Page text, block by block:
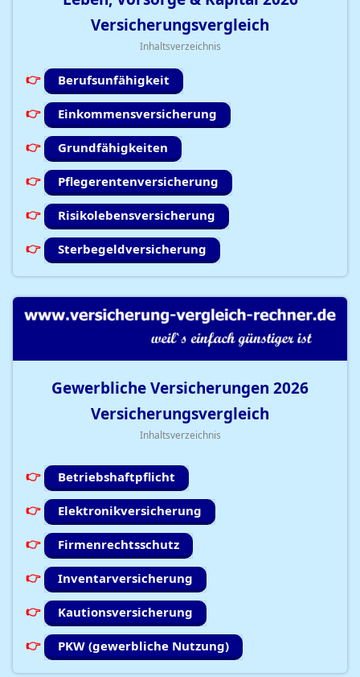
Versicherungsvergleich
Inhaltsverzeichnis
Berufsunfähigkeit
Einkommensversicherung
Grundfähigkeiten
Pflegerentenversicherung
Risikolebensversicherung
Sterbegeldversicherung
Gewerbliche Versicherungen 2026
Versicherungsvergleich
Inhaltsverzeichnis
Betriebshaftpflicht
Elektronikversicherung
Firmenrechtsschutz
Inventarversicherung
Kautionsversicherung
PKW (gewerbliche Nutzung)